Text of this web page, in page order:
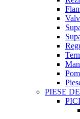
PIESE